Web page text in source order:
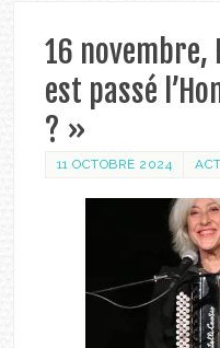
16 novembre,
est passé
? »
11 OCTOBRE 2024